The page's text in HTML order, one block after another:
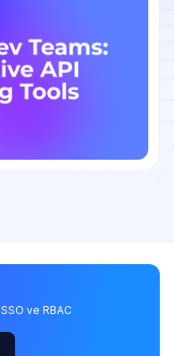
SSO ve RBAC